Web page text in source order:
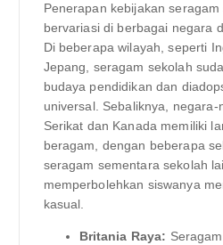
Penerapan kebijakan
bervariasi di berbagai negara
Di beberapa wilayah, seperti
Jepang, seragam sekolah
budaya pendidikan dan
universal. Sebaliknya,
Serikat dan Kanada memiliki
beragam, dengan beberapa
seragam sementara sekolah
memperbolehkan siswanya
kasual.
Britania Raya: